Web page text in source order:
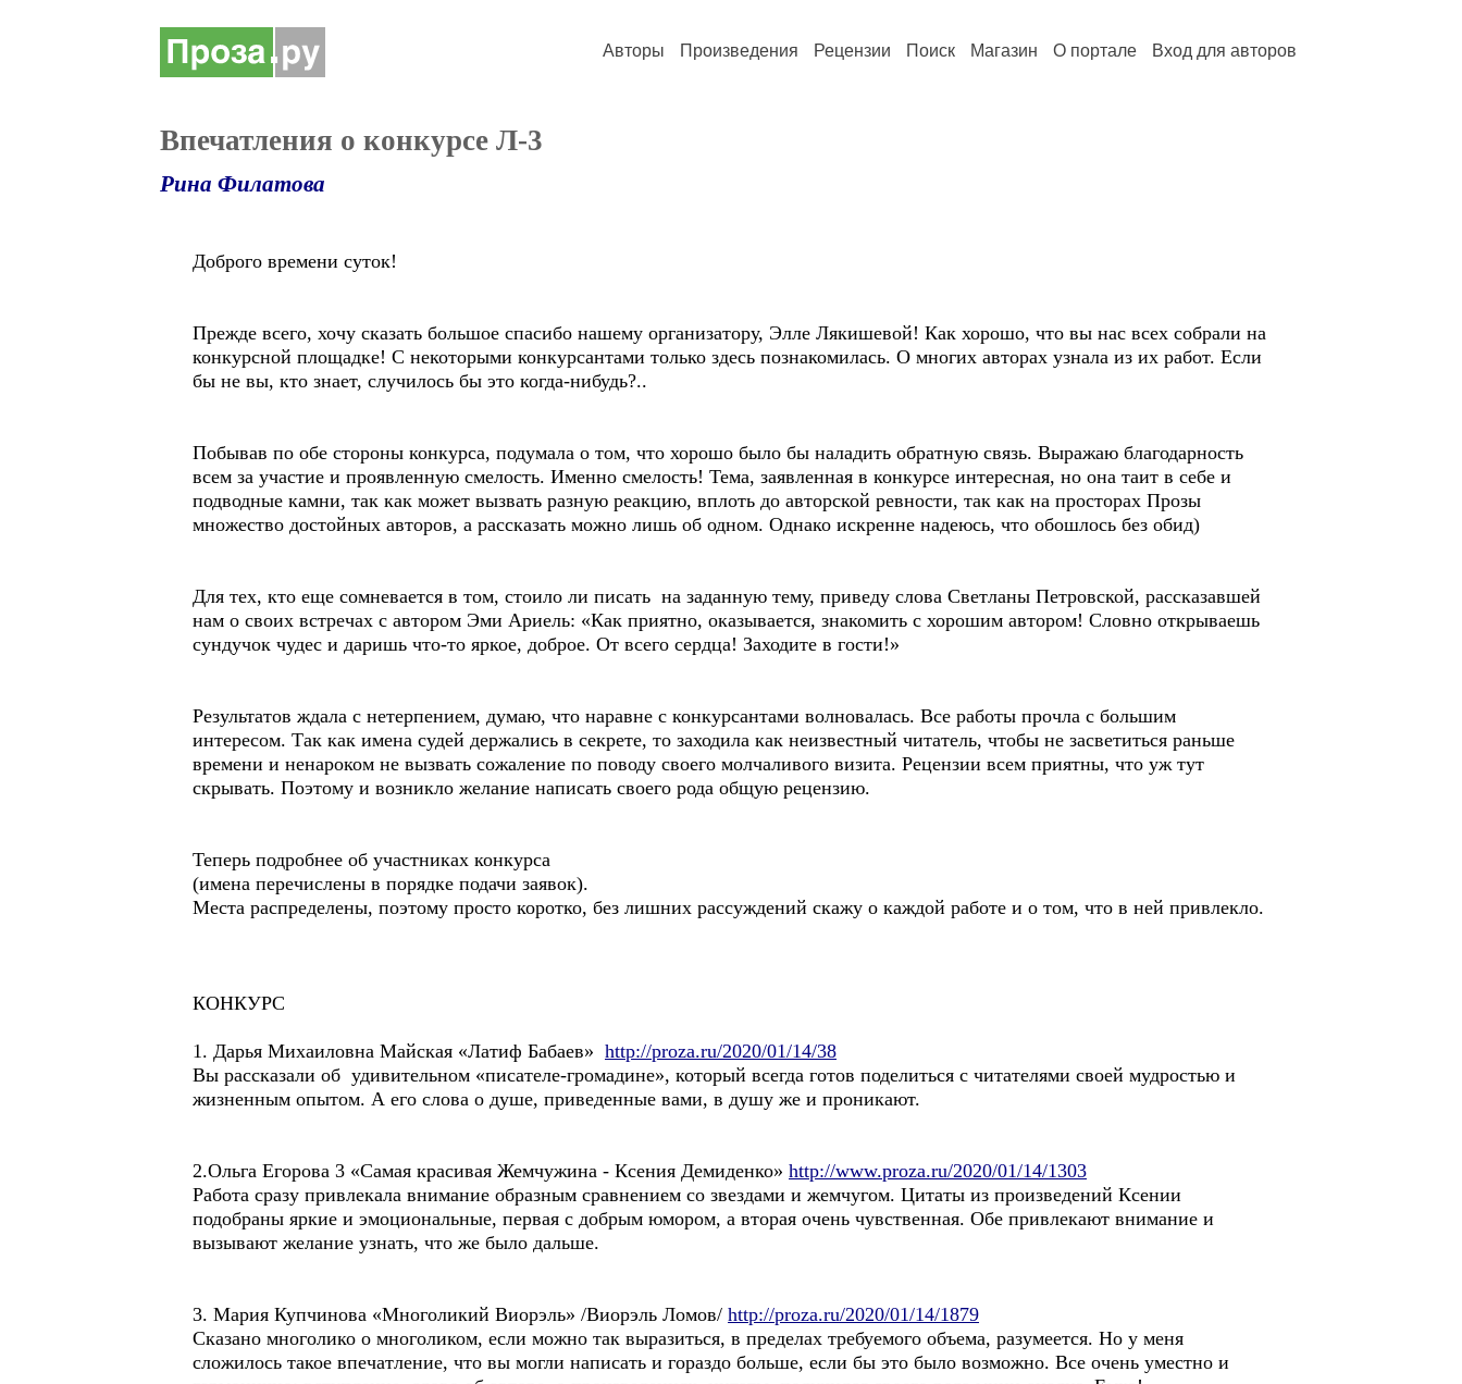
Авторы Произведения Рецензии Поиск Магазин О портале Вход для авторов
Впечатления о конкурсе Л-3
Рина Филатова
Доброго времени суток!
Прежде всего, хочу сказать большое спасибо нашему организатору, Элле Лякишевой! Как хорошо, что вы нас всех собрали на
конкурсной площадке! С некоторыми конкурсантами только здесь познакомилась. О многих авторах узнала из их работ. Если
бы не вы, кто знает, случилось бы это когда-нибудь?..
Побывав по обе стороны конкурса, подумала о том, что хорошо было бы наладить обратную связь. Выражаю благодарность
всем за участие и проявленную смелость. Именно смелость! Тема, заявленная в конкурсе интересная, но она таит в себе и
подводные камни, так как может вызвать разную реакцию, вплоть до авторской ревности, так как на просторах Прозы
множество достойных авторов, а рассказать можно лишь об одном. Однако искренне надеюсь, что обошлось без обид)
Для тех, кто еще сомневается в том, стоило ли писать на заданную тему, приведу слова Светланы Петровской, рассказавшей
нам о своих встречах с автором Эми Ариель: «Как приятно, оказывается, знакомить с хорошим автором! Словно открываешь
сундучок чудес и даришь что-то яркое, доброе. От всего сердца! Заходите в гости!»
Результатов ждала с нетерпением, думаю, что наравне с конкурсантами волновалась. Все работы прочла с большим
интересом. Так как имена судей держались в секрете, то заходила как неизвестный читатель, чтобы не засветиться раньше
времени и ненароком не вызвать сожаление по поводу своего молчаливого визита. Рецензии всем приятны, что уж тут
скрывать. Поэтому и возникло желание написать своего рода общую рецензию.
Теперь подробнее об участниках конкурса
(имена перечислены в порядке подачи заявок).
Места распределены, поэтому просто коротко, без лишних рассуждений скажу о каждой работе и о том, что в ней привлекло.
КОНКУРС
1. Дарья Михаиловна Майская «Латиф Бабаев» http://proza.ru/2020/01/14/38
Вы рассказали об удивительном «писателе-громадине», который всегда готов поделиться с читателями своей мудростью и
жизненным опытом. А его слова о душе, приведенные вами, в душу же и проникают.
2.Ольга Егорова 3 «Самая красивая Жемчужина - Ксения Демиденко» http://www.proza.ru/2020/01/14/1303
Работа сразу привлекала внимание образным сравнением со звездами и жемчугом. Цитаты из произведений Ксении
подобраны яркие и эмоциональные, первая с добрым юмором, а вторая очень чувственная. Обе привлекают внимание и
вызывают желание узнать, что же было дальше.
3. Мария Купчинова «Многоликий Виорэль» /Виорэль Ломов/ http://proza.ru/2020/01/14/1879
Сказано многолико о многоликом, если можно так выразиться, в пределах требуемого объема, разумеется. Но у меня
сложилось такое впечатление, что вы могли написать и гораздо больше, если бы это было возможно. Все очень уместно и